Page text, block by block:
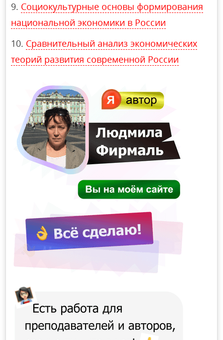
Социокультурные основы формирования
национальной экономики в России
Сравнительный анализ экономических
теорий развития современной России